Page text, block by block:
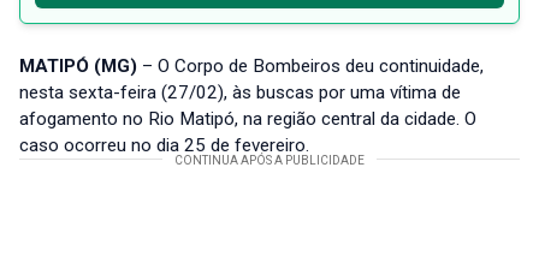
MATIPÓ (MG) – O Corpo de Bombeiros deu continuidade,
nesta sexta-feira (27/02), às buscas por uma vítima de
afogamento no Rio Matipó, na região central da cidade. O
caso ocorreu no dia 25 de fevereiro.